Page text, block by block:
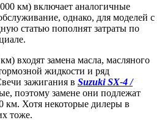
км) включает аналогичные
однако, для моделей с
статью пополнят затраты по
входят замена масла, масляного
жидкости и ряд
зажигания в Suzuki SX-4 /
поэтому замене они подлежат
км. Хотя некоторые дилеры в
тоже.